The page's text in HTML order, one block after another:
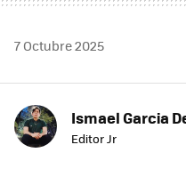
7 Octubre 2025
Ismael Garcia
Editor Jr